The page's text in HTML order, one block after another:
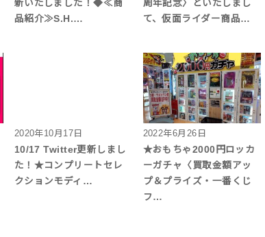
新いたしました！◆≪商
品紹介≫S.H.…
周年記念〉といたしまし
て、仮面ライダー商品…
2020年10月17日
10/17 Twitter更新しまし
た！★コンプリートセレ
クションモディ…
2022年6月26日
★おもちゃ2000円ロッカ
ーガチャ〈買取金額アッ
プ＆プライズ・一番くじ
フ…